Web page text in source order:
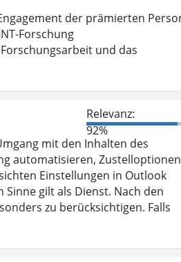
der prämierten
Forschung
und das
Relevanz:
92%
mit den Inhalten des
automatisieren, Zustelloptionen
Einstellungen in Outlook
gilt als Dienst. Nach den
zu berücksichtigen. Falls